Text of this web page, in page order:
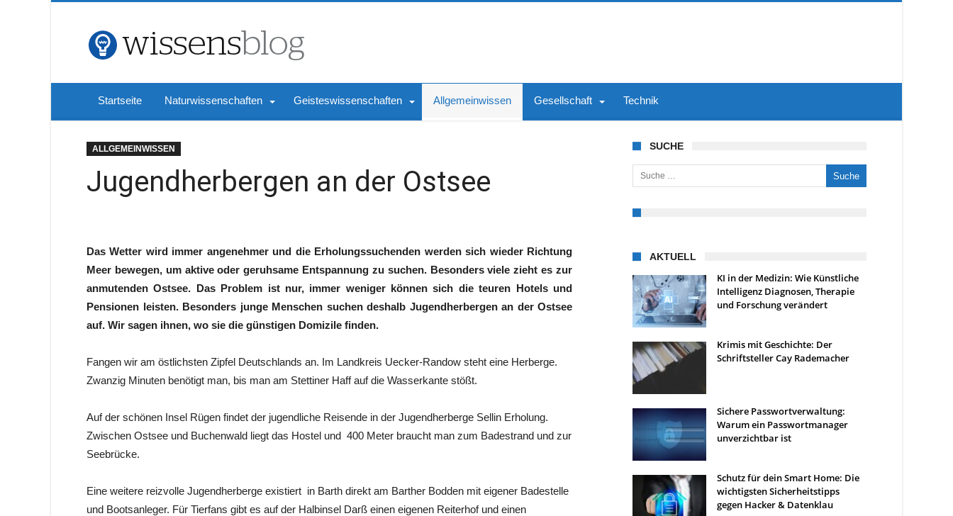
Startseite Naturwissenschaften Geisteswissenschaften Allgemeinwissen Gesellschaft Technik
ALLGEMEINWISSEN
Jugendherbergen an der Ostsee
Das Wetter wird immer angenehmer und die Erholungssuchenden werden sich wieder Richtung
Meer bewegen, um aktive oder geruhsame Entspannung zu suchen. Besonders viele zieht es zur
anmutenden Ostsee. Das Problem ist nur, immer weniger können sich die teuren Hotels und
Pensionen leisten. Besonders junge Menschen suchen deshalb Jugendherbergen an der Ostsee
auf. Wir sagen ihnen, wo sie die günstigen Domizile finden.
Fangen wir am östlichsten Zipfel Deutschlands an. Im Landkreis Uecker-Randow steht eine Herberge.
Zwanzig Minuten benötigt man, bis man am Stettiner Haff auf die Wasserkante stößt.
Auf der schönen Insel Rügen findet der jugendliche Reisende in der Jugendherberge Sellin Erholung.
Zwischen Ostsee und Buchenwald liegt das Hostel und 400 Meter braucht man zum Badestrand und zur
Seebrücke.
Eine weitere reizvolle Jugendherberge existiert in Barth direkt am Barther Bodden mit eigener Badestelle
und Bootsanleger. Für Tierfans gibt es auf der Halbinsel Darß einen eigenen Reiterhof und einen
SUCHE
Suche nach:
AKTUELL
KI in der Medizin: Wie Künstliche
Intelligenz Diagnosen, Therapie
und Forschung verändert
Krimis mit Geschichte: Der
Schriftsteller Cay Rademacher
Sichere Passwortverwaltung:
Warum ein Passwortmanager
unverzichtbar ist
Schutz für dein Smart Home: Die
wichtigsten Sicherheitstipps
gegen Hacker & Datenklau